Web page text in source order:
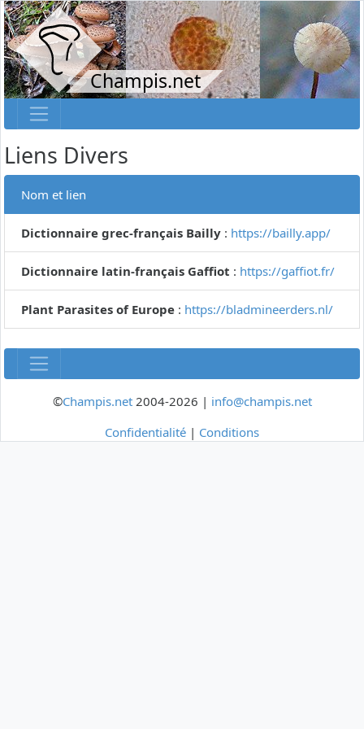
Champis.net
Liens Divers
Nom et lien
Dictionnaire grec-français Bailly : https://bailly.app/
Dictionnaire latin-français Gaffiot : https://gaffiot.fr/
Plant Parasites of Europe : https://bladmineerders.nl/
©Champis.net2004-2026 | info@champis.net
Confidentialité | Conditions